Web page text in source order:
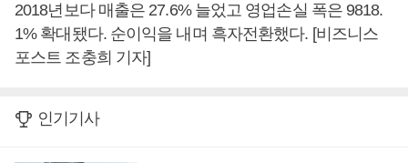
2018년보다 매출은 27.6% 늘었고 영업손실 폭은 9818.
1% 확대됐다. 순이익을 내며 흑자전환했다. [비즈니스
포스트 조충희 기자]
인기기사